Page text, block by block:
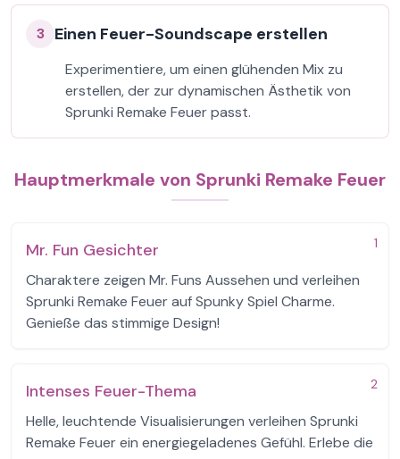
3 Einen Feuer-Soundscape erstellen
Experimentiere, um einen glühenden Mix zu
erstellen, der zur dynamischen Ästhetik von
Sprunki Remake Feuer passt.
Hauptmerkmale von Sprunki Remake Feuer
1
Mr. Fun Gesichter
Charaktere zeigen Mr. Funs Aussehen und verleihen
Sprunki Remake Feuer auf Spunky Spiel Charme.
Genieße das stimmige Design!
2
Intenses Feuer-Thema
Helle, leuchtende Visualisierungen verleihen Sprunki
Remake Feuer ein energiegeladenes Gefühl. Erlebe die